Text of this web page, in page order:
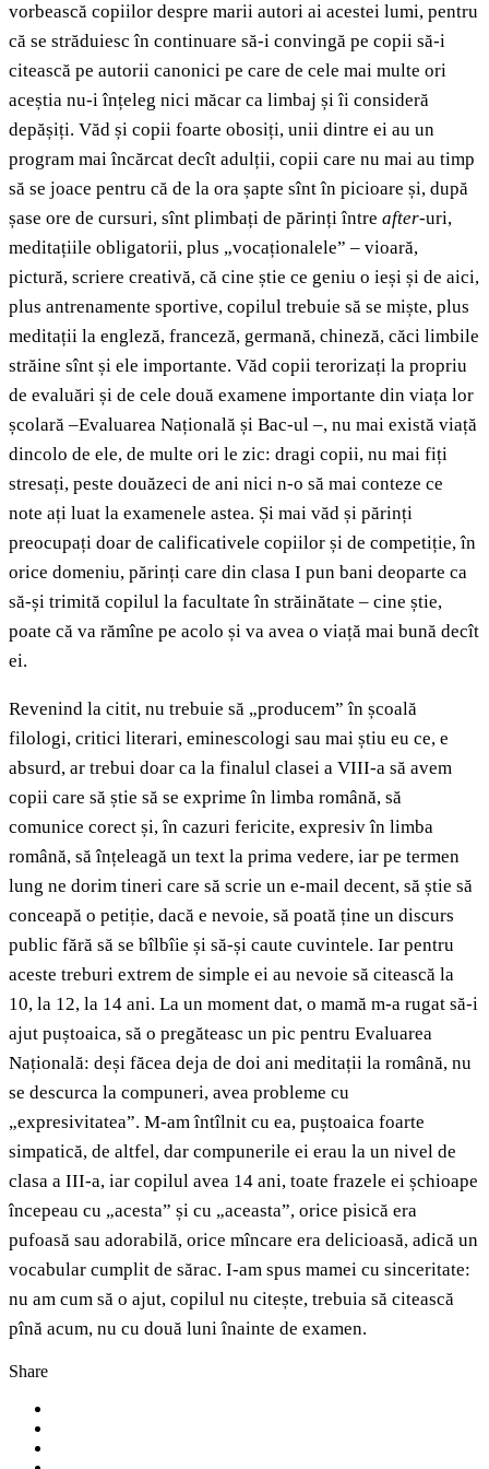
vorbească copiilor despre marii autori ai acestei lumi, pentru
că se străduiesc în continuare să-i convingă pe copii să-i
citească pe autorii canonici pe care de cele mai multe ori
aceștia nu-i înțeleg nici măcar ca limbaj și îi consideră
depășiți. Văd și copii foarte obosiți, unii dintre ei au un
program mai încărcat decît adulții, copii care nu mai au timp
să se joace pentru că de la ora șapte sînt în picioare și, după
șase ore de cursuri, sînt plimbați de părinți între after-uri,
meditațiile obligatorii, plus „vocaționalele” – vioară,
pictură, scriere creativă, că cine știe ce geniu o ieși și de aici,
plus antrenamente sportive, copilul trebuie să se miște, plus
meditații la engleză, franceză, germană, chineză, căci limbile
străine sînt și ele importante. Văd copii terorizați la propriu
de evaluări și de cele două examene importante din viața lor
școlară –Evaluarea Națională și Bac-ul –, nu mai există viață
dincolo de ele, de multe ori le zic: dragi copii, nu mai fiți
stresați, peste douăzeci de ani nici n-o să mai conteze ce
note ați luat la examenele astea. Și mai văd și părinți
preocupați doar de calificativele copiilor și de competiție, în
orice domeniu, părinți care din clasa I pun bani deoparte ca
să-și trimită copilul la facultate în străinătate – cine știe,
poate că va rămîne pe acolo și va avea o viață mai bună decît
ei.
Revenind la citit, nu trebuie să „producem” în școală
filologi, critici literari, eminescologi sau mai știu eu ce, e
absurd, ar trebui doar ca la finalul clasei a VIII-a să avem
copii care să știe să se exprime în limba română, să
comunice corect și, în cazuri fericite, expresiv în limba
română, să înțeleagă un text la prima vedere, iar pe termen
lung ne dorim tineri care să scrie un e-mail decent, să știe să
conceapă o petiție, dacă e nevoie, să poată ține un discurs
public fără să se bîlbîie și să-și caute cuvintele. Iar pentru
aceste treburi extrem de simple ei au nevoie să citească la
10, la 12, la 14 ani. La un moment dat, o mamă m-a rugat să-i
ajut puștoaica, să o pregăteasc un pic pentru Evaluarea
Națională: deși făcea deja de doi ani meditații la română, nu
se descurca la compuneri, avea probleme cu
„expresivitatea”. M-am întîlnit cu ea, puștoaica foarte
simpatică, de altfel, dar compunerile ei erau la un nivel de
clasa a III-a, iar copilul avea 14 ani, toate frazele ei șchioape
începeau cu „acesta” și cu „aceasta”, orice pisică era
pufoasă sau adorabilă, orice mîncare era delicioasă, adică un
vocabular cumplit de sărac. I-am spus mamei cu sinceritate:
nu am cum să o ajut, copilul nu citește, trebuia să citească
pînă acum, nu cu două luni înainte de examen.
Share